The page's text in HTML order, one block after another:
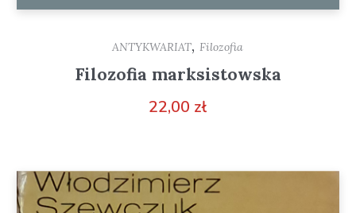
ANTYKWARIAT,Filozofia
Filozofia marksistowska
22,00 zł